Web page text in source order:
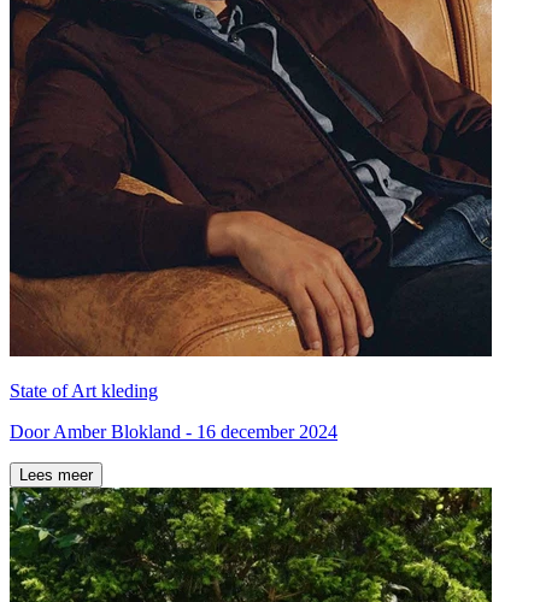
State of Art kleding
Door Amber Blokland - 16 december 2024
Lees meer